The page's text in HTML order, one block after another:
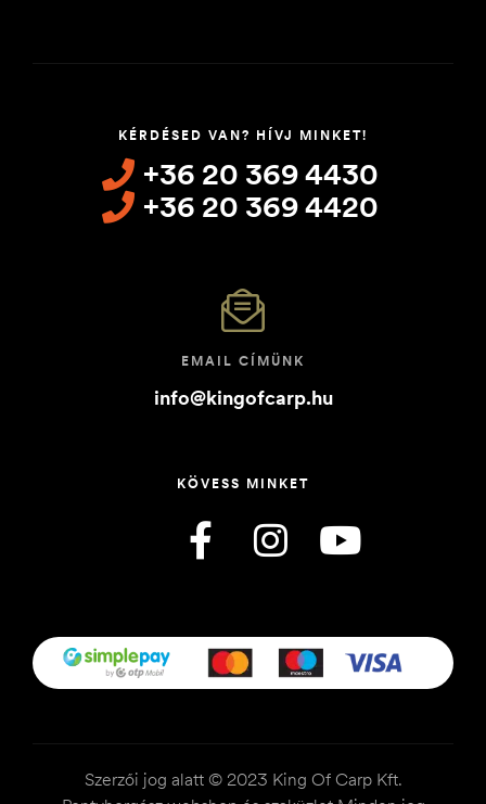
KÉRDÉSED VAN? HÍVJ MINKET!
+36 20 369 4430
+36 20 369 4420
EMAIL CÍMÜNK
info@kingofcarp.hu
KÖVESS MINKET
Szerzői jog alatt © 2023 King Of Carp Kft.